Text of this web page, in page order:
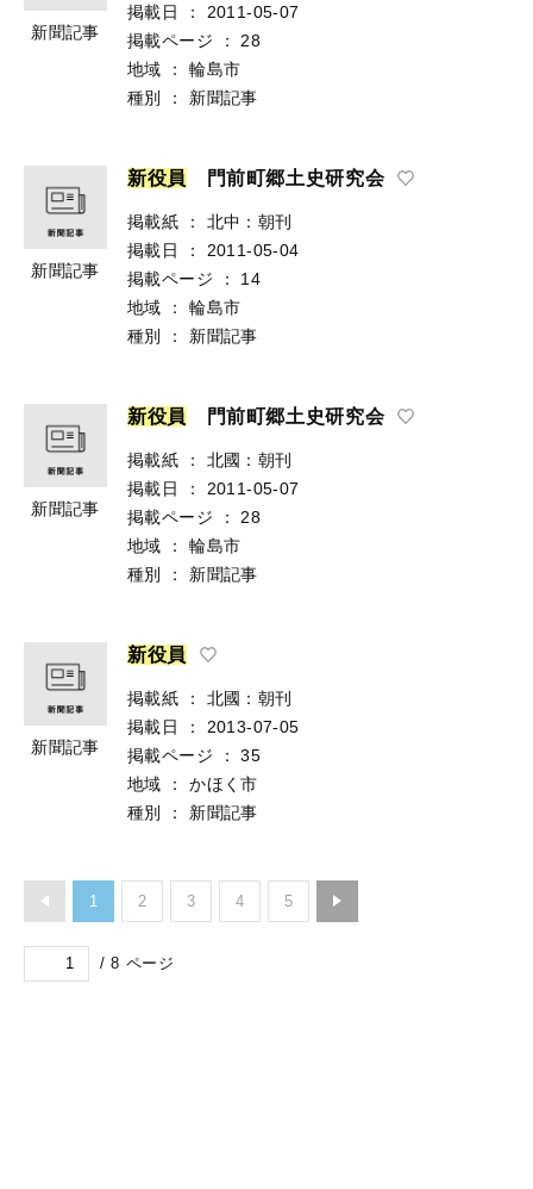
新聞記事
掲載日
：
2011-05-07
掲載ページ
：
28
地域
：
輪島市
種別
： 新聞記事
新聞記事
新役員 門前町郷土史研究会
掲載紙 ：
北中：朝刊
掲載日
：
2011-05-04
掲載ページ
：
14
地域
：
輪島市
種別
： 新聞記事
新聞記事
新役員 門前町郷土史研究会
掲載紙 ：
北國：朝刊
掲載日
：
2011-05-07
掲載ページ
：
28
地域
：
輪島市
種別
： 新聞記事
新聞記事
新役員
掲載紙 ：
北國：朝刊
掲載日
：
2013-07-05
掲載ページ
：
35
地域
：
かほく市
種別
： 新聞記事
1 2 3 4 5
/ 8 ページ